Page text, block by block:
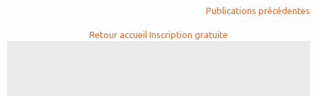
Publications précédentes
Retour accueil Inscription gratuite